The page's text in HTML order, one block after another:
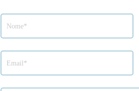
info
Nobis
Assicurazioni